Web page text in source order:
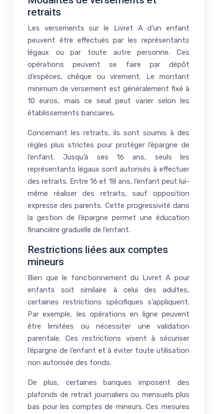
retraits
Les versements sur le Livret A d’un enfant
peuvent être effectués par les représentants
légaux ou par toute autre personne. Ces
opérations peuvent se faire par dépôt
d’espèces, chèque ou virement. Le montant
minimum de versement est généralement fixé à
10 euros, mais ce seuil peut varier selon les
établissements bancaires.
Concernant les retraits, ils sont soumis à des
règles plus strictes pour protéger l’épargne de
l’enfant. Jusqu’à ses 16 ans, seuls les
représentants légaux sont autorisés à effectuer
des retraits. Entre 16 et 18 ans, l’enfant peut lui-
même réaliser des retraits, sauf opposition
expresse des parents. Cette progressivité dans
la gestion de l’épargne permet une éducation
financière graduelle de l’enfant.
Restrictions liées aux comptes
mineurs
Bien que le fonctionnement du Livret A pour
enfants soit similaire à celui des adultes,
certaines restrictions spécifiques s’appliquent.
Par exemple, les opérations en ligne peuvent
être limitées ou nécessiter une validation
parentale. Ces restrictions visent à sécuriser
l’épargne de l’enfant et à éviter toute utilisation
non autorisée des fonds.
De plus, certaines banques imposent des
plafonds de retrait journaliers ou mensuels plus
bas pour les comptes de mineurs. Ces mesures